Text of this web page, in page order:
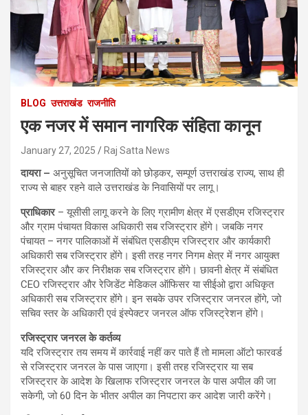
BLOG उत्तराखंड राजनीति
एक नजर में समान नागरिक संहिता कानून
January 27, 2025 Raj Satta News
दायरा – अनुसूचित जनजातियों को छोड़कर, सम्पूर्ण उत्तराखंड राज्य, साथ ही
राज्य से बाहर रहने वाले उत्तराखंड के निवासियों पर लागू।
प्राधिकार– यूसीसी लागू करने के लिए ग्रामीण क्षेत्र में एसडीएम रजिस्ट्रार
और ग्राम पंचायत विकास अधिकारी सब रजिस्ट्रार होंगे। जबकि नगर
पंचायत – नगर पालिकाओं में संबंधित एसडीएम रजिस्ट्रार और कार्यकारी
अधिकारी सब रजिस्ट्रार होंगे। इसी तरह नगर निगम क्षेत्र में नगर आयुक्त
रजिस्ट्रार और कर निरीक्षक सब रजिस्ट्रार होंगे। छावनी क्षेत्र में संबंधित
CEO रजिस्ट्रार और रेजिडेंट मेडिकल ऑफिसर या सीईओ द्वारा अधिकृत
अधिकारी सब रजिस्ट्रार होंगे। इन सबके उपर रजिस्ट्रार जनरल होंगे, जो
सचिव स्तर के अधिकारी एवं इंस्पेक्टर जनरल ऑफ रजिस्ट्रेशन होंगे।
रजिस्ट्रार जनरल के कर्तव्य
यदि रजिस्ट्रार तय समय में कार्रवाई नहीं कर पाते हैं तो मामला ऑटो फारवर्ड
से रजिस्ट्रार जनरल के पास जाएगा। इसी तरह रजिस्ट्रार या सब
रजिस्ट्रार के आदेश के खिलाफ रजिस्ट्रार जनरल के पास अपील की जा
सकेगी, जो 60 दिन के भीतर अपील का निपटारा कर आदेश जारी करेंगे।